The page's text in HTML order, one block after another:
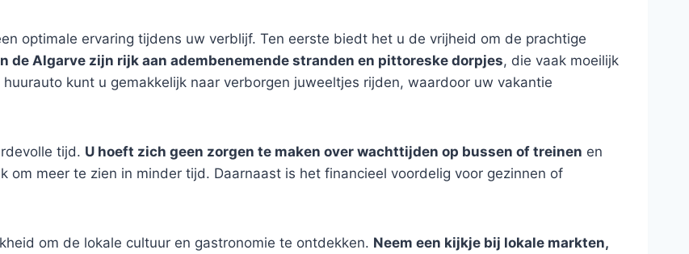
optimale ervaring tijdens uw verblijf. Ten eerste biedt het u de vrijheid om de prachtige
de Algarve zijn rijk aan adembenemende stranden en pittoreske dorpjes, die vaak moeilijk
kunt u gemakkelijk naar verborgen juweeltjes rijden, waardoor uw vakantie
tijd. U hoeft zich geen zorgen te maken over wachttijden op bussen of treinen en
om meer te zien in minder tijd. Daarnaast is het financieel voordelig voor gezinnen of
om de lokale cultuur en gastronomie te ontdekken. Neem een kijkje bij lokale markten,